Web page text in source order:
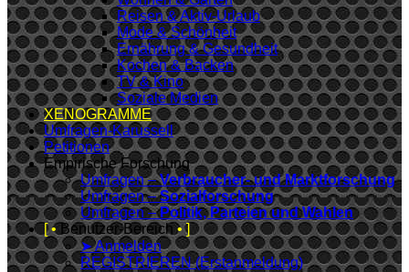
Reisen & Aktiv-Urlaub
Mode & Schönheit
Ernährung & Gesundheit
Kochen & Backen
TV & Kino
Soziale Medien
XENOGRAMME
Umfragen-Karussell
Petitionen
Empirische Forschung
Umfragen –Verbraucher- und Marktforschung
Umfragen –Sozialforschung
Umfragen –Politik, Parteien und Wahlen
[ •Benutzer-Bereich• ]
➤ Anmelden
REGISTRIEREN (Erstanmeldung)